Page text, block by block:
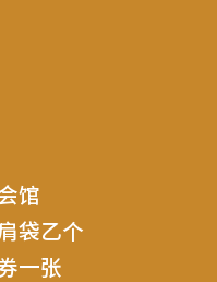
馆
袋乙个
一张